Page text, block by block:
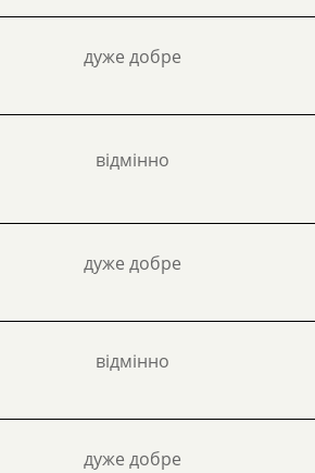
дуже добре
відмінно
дуже добре
відмінно
дуже добре